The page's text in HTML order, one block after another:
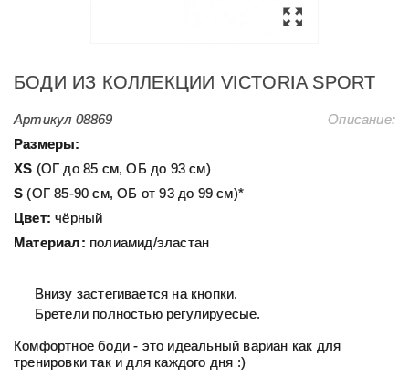
БОДИ ИЗ КОЛЛЕКЦИИ VICTORIA SPORT
Артикул 08869
Описание:
Размеры:
XS (ОГ до 85 см, ОБ до 93 см)
S(ОГ 85-90 см, ОБ от 93 до 99 см)*
Цвет: чёрный
Материал: полиамид/эластан
Внизу застегивается на кнопки.
Бретели полностью регулируесые.
Комфортное боди - это идеальный вариан как для
тренировки так и для каждого дня :)